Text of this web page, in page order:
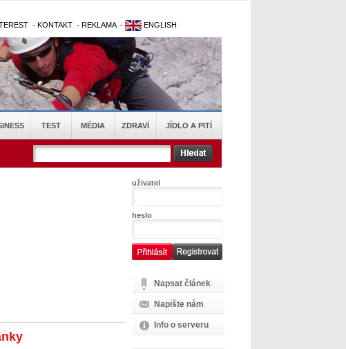
- KONTAKT - REKLAMA - ENGLISH
TEST MÉDIA ZDRAVÍ JÍDLO A PITÍ
uživatel
heslo
Napsat článek
Napište nám
Info o serveru